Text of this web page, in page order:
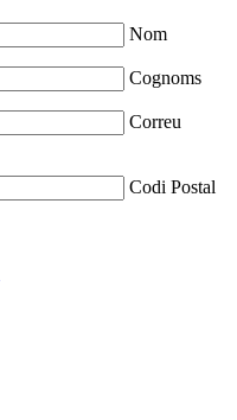
Nom
Cognoms
Correu
Codi Postal